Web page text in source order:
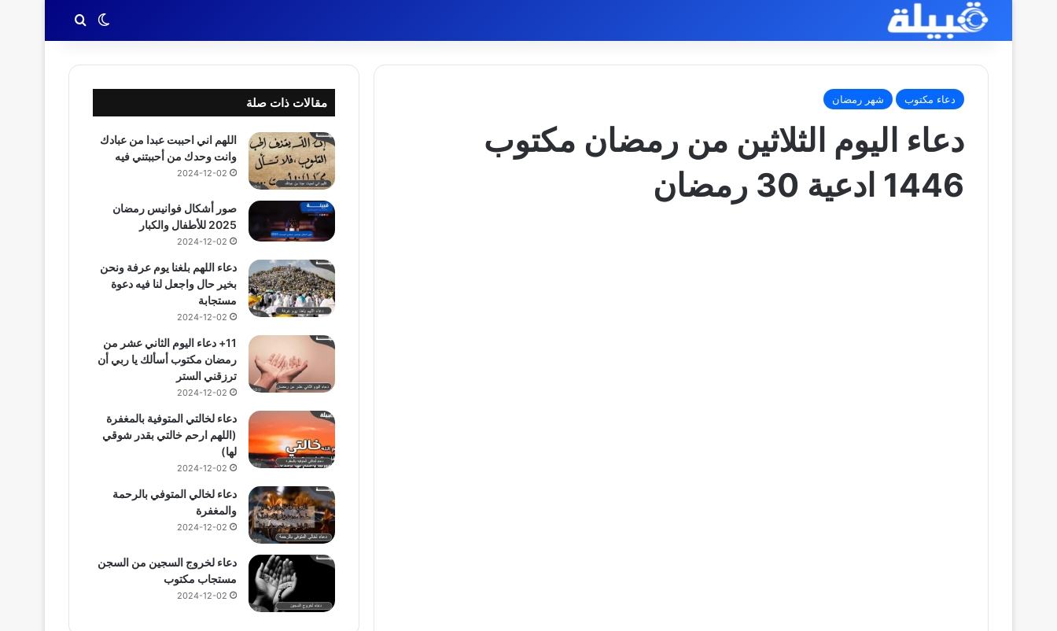
الوضع المظلم
بحث عن
دعاء مكتوب شهر رمضان
دعاء اليوم الثلاثين من رمضان مكتوب
1446 ادعية 30 رمضان
مقالات ذات صلة
اللهم اني احببت عبدا من عبادك
وانت وحدك من أحببتني فيه
2024-12-02
صور أشكال فوانيس رمضان
2025 للأطفال والكبار
2024-12-02
دعاء اللهم بلغنا يوم عرفة ونحن
بخير حال واجعل لنا فيه دعوة
مستجابة
2024-12-02
11+ دعاء اليوم الثاني عشر من
رمضان مكتوب أسألك يا ربي أن
ترزقني الستر
2024-12-02
دعاء لخالتي المتوفية بالمغفرة
(اللهم ارحم خالتي بقدر شوقي
لها)
2024-12-02
دعاء لخالي المتوفي بالرحمة
والمغفرة
2024-12-02
دعاء لخروج السجين من السجن
مستجاب مكتوب
2024-12-02